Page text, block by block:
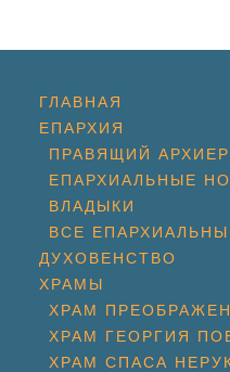
ГЛАВНАЯ
ЕПАРХИЯ
ПРАВЯЩИЙ
ЕПАРХИАЛЬНЫЕ
ВЛАДЫКИ
ВСЕ
ДУХОВЕНСТВО
ХРАМЫ
ХРАМ
ХРАМ ГЕОРГИЯ
ХРАМ СПАСА